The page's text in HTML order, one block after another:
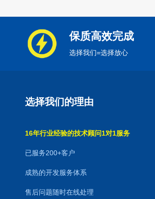
保质高效完成
选择我们=选择放心
选择我们的理由
16年行业经验的技术顾问1对1服务
已服务200+客户
成熟的开发服务体系
售后问题随时在线处理